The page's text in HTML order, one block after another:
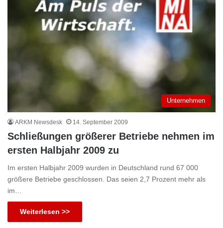
Unternehmen
ARKM Newsdesk 14. September 2009
Schließungen größerer Betriebe nehmen im
ersten Halbjahr 2009 zu
Im ersten Halbjahr 2009 wurden in Deutschland rund 67 000
größere Betriebe geschlossen. Das seien 2,7 Prozent mehr als
im…
Weiterlesen >>